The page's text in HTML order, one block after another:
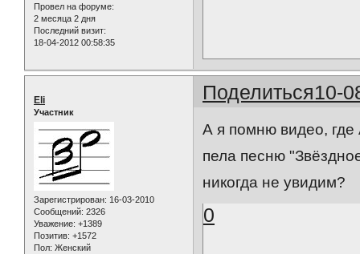
Провел на форуме:
2 месяца 2 дня
Последний визит:
18-04-2012 00:58:35
Поделиться10-
Eli
Участник
Зарегистрирован: 16-03-2010
Сообщений: 2326
Уважение: +1389
Позитив: +1572
Пол: Женский
А я помню видео,
пела песню
никогда не увидим?
0